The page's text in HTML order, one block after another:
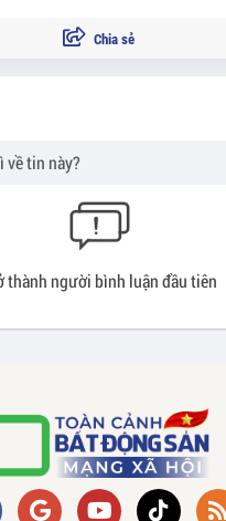
Chia sẻ
thành người bình luận đầu tiên